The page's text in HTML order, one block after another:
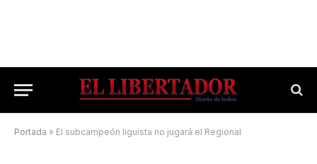
Portada » El subcampeón liguista no jugará el Regional